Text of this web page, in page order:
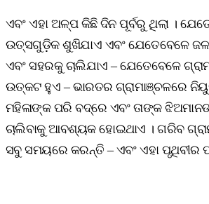
ଏବଂ ଏହା ଅଳ୍ପ କିଛି ଦିନ ପୂର୍ବରୁ ଥିଲା ।
ଉତ୍ସଗୁଡ଼ିକ ଶୁଖିଯାଏ ଏବଂ ଯେତେବେଳେ
ଏବଂ ସହରକୁ ଚାଲିଯାଏ – ଯେତେବେଳେ
ଉତ୍କଟ ହୁଏ – ଭାରତର ଗ୍ରାମାଞ୍ଚଳରେ
ମହିଳାଙ୍କ ପରି ବଦ୍ରେ ଏବଂ ତାଙ୍କ
ଚାଲିବାକୁ ଆବଶ୍ୟକ ହୋଇଥାଏ । ଗରିବ
ସବୁ ସମୟରେ କରନ୍ତି – ଏବଂ ଏହା ପୃଥିବୀର